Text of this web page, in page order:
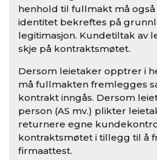
henhold til fullmakt må
identitet bekreftes på
legitimasjon. Kundetiltak av
skje på kontraktsmøtet.
Dersom leietaker opptrer i
må fullmakten fremlegges
kontrakt inngås. Dersom
person (AS mv.) plikter
returnere egne
kontraktsmøtet i tillegg til å
firmaattest.